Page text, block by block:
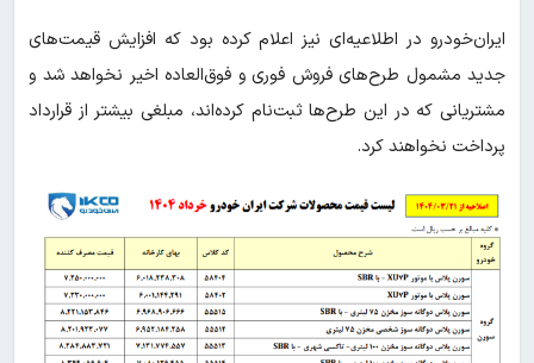
ایران‌خودرو در اطلاعیه‌ای نیز اعلام کرده بود که افزایش قیمت‌های
جدید مشمول طرح‌های فروش فوری و فوق‌العاده اخیر نخواهد شد و
مشتریانی که در این طرح‌ها ثبت‌نام کرده‌اند، مبلغی بیشتر از قرارداد
پرداخت نخواهند کرد.